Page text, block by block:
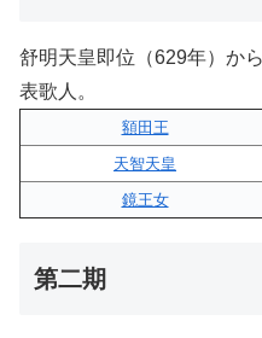
舒明天皇即位（629年）か
表歌人。
額田王
天智天皇
鏡王女
第二期